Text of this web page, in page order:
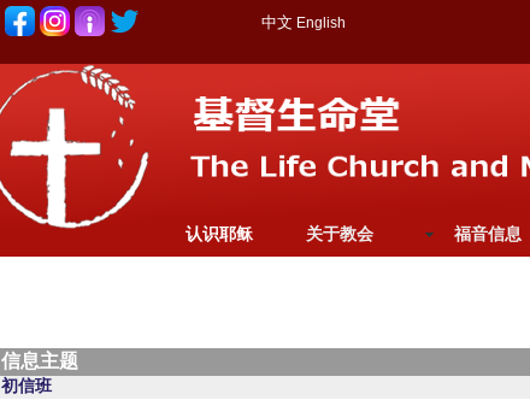
中文 English
认识耶稣 关于教会 福音信息
信息主题
初信班